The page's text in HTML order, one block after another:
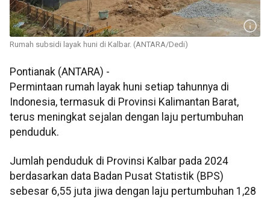
Rumah subsidi layak huni di Kalbar. (ANTARA/Dedi)
Pontianak (ANTARA) -
Permintaan rumah layak huni setiap tahunnya di
Indonesia, termasuk di Provinsi Kalimantan Barat,
terus meningkat sejalan dengan laju pertumbuhan
penduduk.
Jumlah penduduk di Provinsi Kalbar pada 2024
berdasarkan data Badan Pusat Statistik (BPS)
sebesar 6,55 juta jiwa dengan laju pertumbuhan 1,28